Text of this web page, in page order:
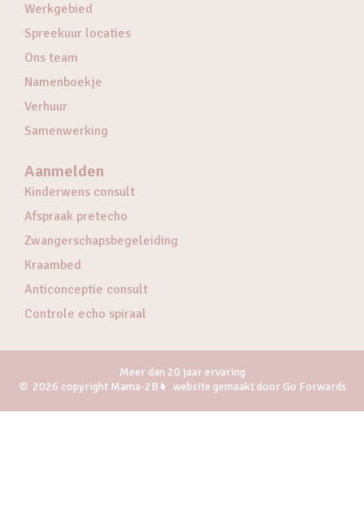
Werkgebied
Spreekuur locaties
Ons team
Namenboekje
Verhuur
Samenwerking
Aanmelden
Kinderwens consult
Afspraak pretecho
Zwangerschapsbegeleiding
Kraambed
Anticonceptie consult
Controle echo spiraal
Meer dan 20 jaar ervaring
2026 copyright Mama-2B
website gemaakt door Go Forwards